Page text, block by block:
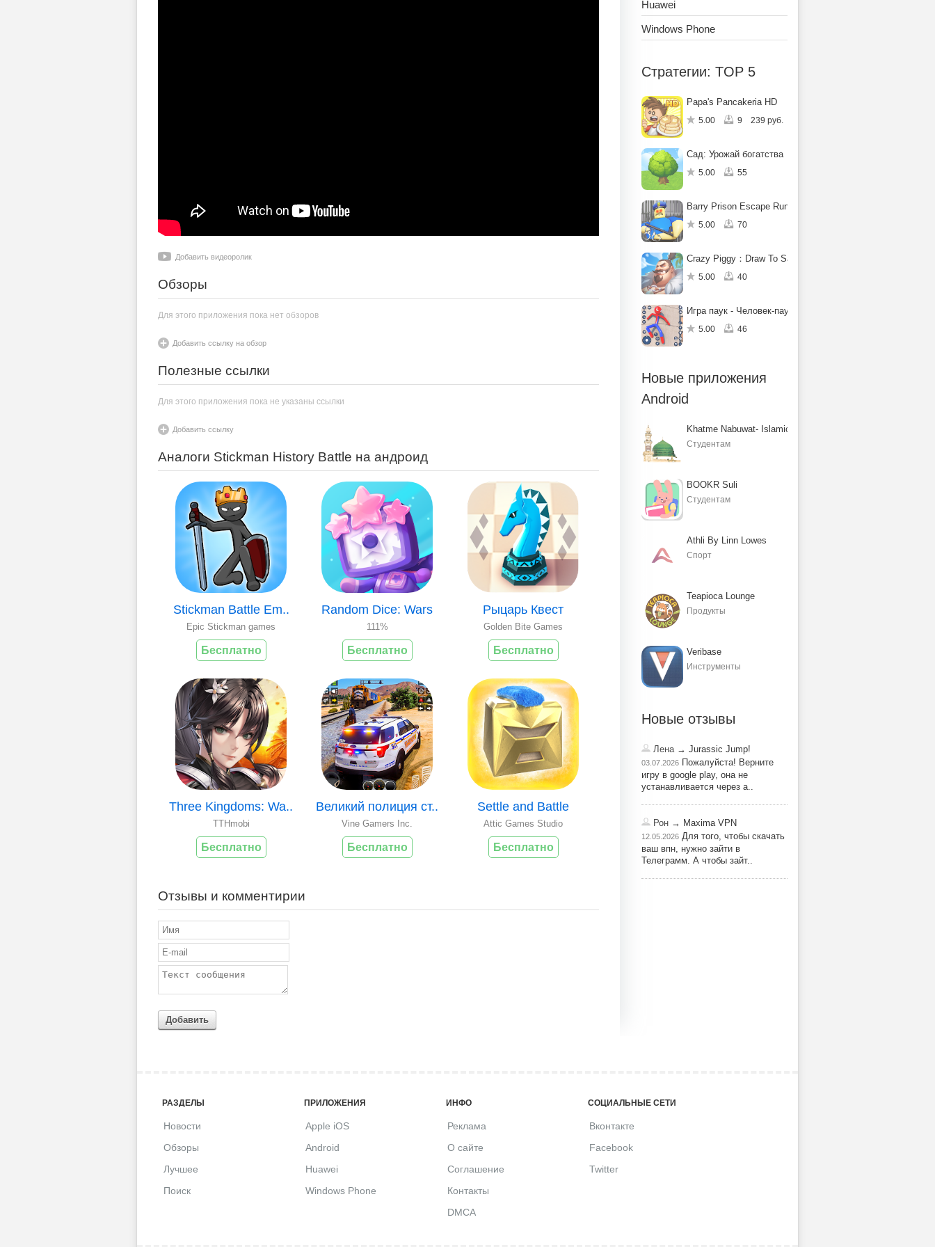
Добавить видеоролик
Обзоры
Для этого приложения пока нет обзоров
Добавить ссылку на обзор
Полезные ссылки
Для этого приложения пока не указаны ссылки
Добавить ссылку
Аналоги Stickman History Battle на андроид
Stickman Battle Em..
Epic Stickman games
Бесплатно
Random Dice: Wars
111%
Бесплатно
Рыцарь Квест
Golden Bite Games
Бесплатно
Three Kingdoms: Wa..
TTHmobi
Бесплатно
Великий полиция ст..
Vine Gamers Inc.
Бесплатно
Settle and Battle
Attic Games Studio
Бесплатно
Отзывы и комментирии
Добавить
Huawei
Windows Phone
Стратегии: TOP 5
Papa's Pancakeria HD
5.00 9 239 руб.
Сад: Урожай богатства
5.00 55
Barry Prison Escape Run Obby
5.00 70
Crazy Piggy：Draw To Save
5.00 40
Игра паук - Человек-паук-герой
5.00 46
Новые приложения
Android
Khatme Nabuwat- Islamic Books
Студентам
BOOKR Suli
Студентам
Athli By Linn Lowes
Спорт
Teapioca Lounge
Продукты
Veribase
Инструменты
Новые отзывы
Лена→ Jurassic Jump!
03.07.2026 Пожалуйста! Верните
игру в google play, она не
устанавливается через a..
Рон → Maxima VPN
12.05.2026 Для того, чтобы скачать
ваш впн, нужно зайти в
Телеграмм. А чтобы зайт..
РАЗДЕЛЫ
Новости
Обзоры
Лучшее
Поиск
ПРИЛОЖЕНИЯ
Apple iOS
Android
Huawei
Windows Phone
ИНФО
Реклама
О сайте
Соглашение
Контакты
DMCA
СОЦИАЛЬНЫЕ СЕТИ
Вконтакте
Facebook
Twitter